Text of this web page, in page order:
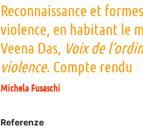
Reconnaissance et
violence, en habitant le
Veena Das, Voix de
violence. Compte rendu
Michela Fusaschi
Referenze